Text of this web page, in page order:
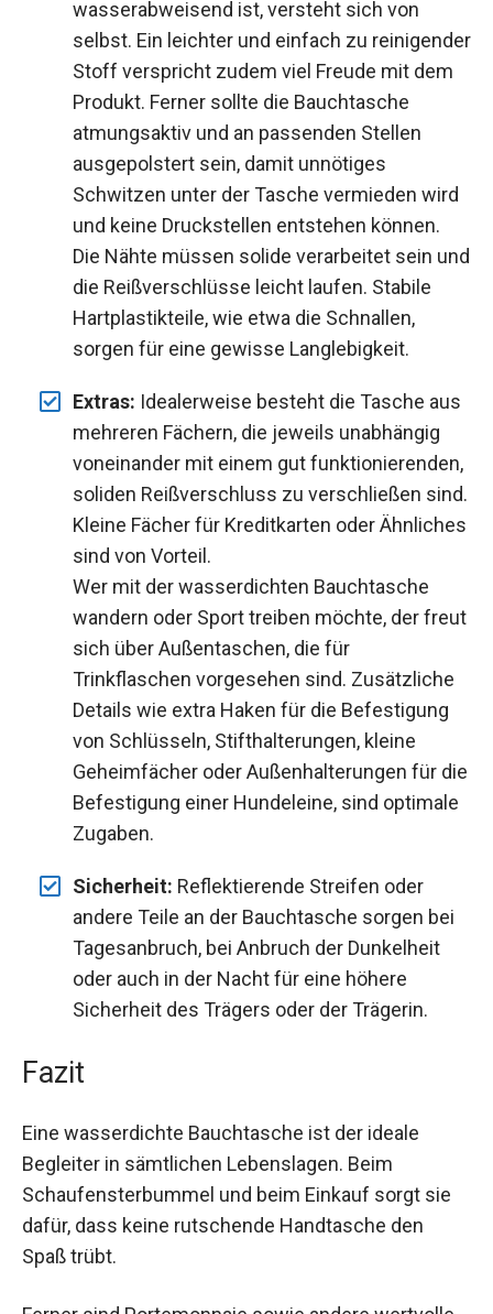
wasserabweisend ist, versteht sich von
selbst. Ein leichter und einfach zu reinigender
Stoff verspricht zudem viel Freude mit dem
Produkt. Ferner sollte die Bauchtasche
atmungsaktiv und an passenden Stellen
ausgepolstert sein, damit unnötiges
Schwitzen unter der Tasche vermieden wird
und keine Druckstellen entstehen können.
Die Nähte müssen solide verarbeitet sein und
die Reißverschlüsse leicht laufen. Stabile
Hartplastikteile, wie etwa die Schnallen,
sorgen für eine gewisse Langlebigkeit.
Extras: Idealerweise besteht die Tasche aus
mehreren Fächern, die jeweils unabhängig
voneinander mit einem gut funktionierenden,
soliden Reißverschluss zu verschließen sind.
Kleine Fächer für Kreditkarten oder Ähnliches
sind von Vorteil.
Wer mit der wasserdichten Bauchtasche
wandern oder Sport treiben möchte, der freut
sich über Außentaschen, die für
Trinkflaschen vorgesehen sind. Zusätzliche
Details wie extra Haken für die Befestigung
von Schlüsseln, Stifthalterungen, kleine
Geheimfächer oder Außenhalterungen für die
Befestigung einer Hundeleine, sind optimale
Zugaben.
Sicherheit: Reflektierende Streifen oder
andere Teile an der Bauchtasche sorgen bei
Tagesanbruch, bei Anbruch der Dunkelheit
oder auch in der Nacht für eine höhere
Sicherheit des Trägers oder der Trägerin.
Fazit
Eine wasserdichte Bauchtasche ist der ideale
Begleiter in sämtlichen Lebenslagen. Beim
Schaufensterbummel und beim Einkauf sorgt sie
dafür, dass keine rutschende Handtasche den
Spaß trübt.